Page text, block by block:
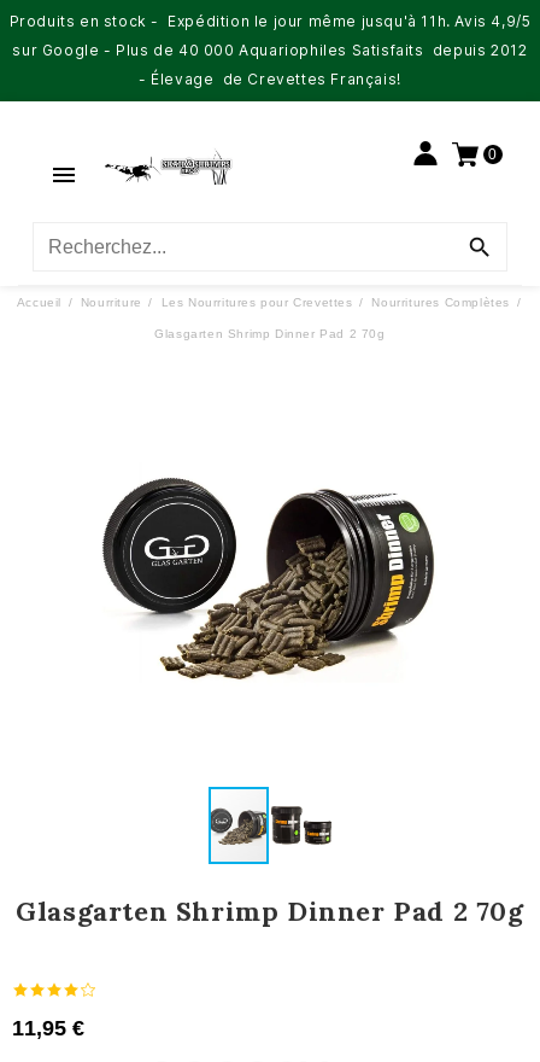
Produits en stock - Expédition le jour même jusqu'à 11h. Avis 4,9/5
sur Google - Plus de 40 000 Aquariophiles Satisfaits depuis 2012
- Élevage de Crevettes Français!

0

Accueil Nourriture Les Nourritures pour Crevettes Nourritures Complètes
Glasgarten Shrimp Dinner Pad 2 70g
Glasgarten Shrimp Dinner Pad 2 70g
11,95 €